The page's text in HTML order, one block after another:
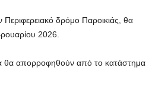
δρόμο Παροικιάς, θα
2026.
θα απορροφηθούν από το κατάστημα